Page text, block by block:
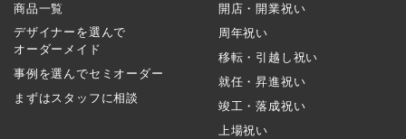
商品一覧
デザイナーを選んで
オーダーメイド
事例を選んでセミオーダー
まずはスタッフに相談
開店・開業祝い
周年祝い
移転・引越し祝い
就任・昇進祝い
竣工・落成祝い
上場祝い